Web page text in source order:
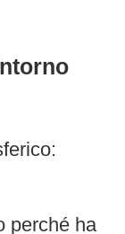
perché ha